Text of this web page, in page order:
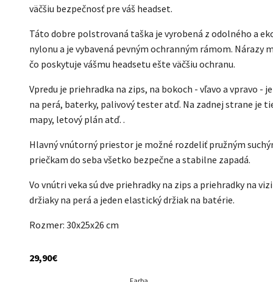
väčšiu bezpečnosť pre váš headset.
Táto dobre polstrovaná taška je vyrobená z odolného a
nylonu a je vybavená pevným ochranným rámom. Nárazy
čo poskytuje vášmu headsetu ešte väčšiu ochranu.
Vpredu je priehradka na zips, na bokoch - vľavo a vpravo -
na perá, baterky, palivový tester atď. Na zadnej strane je
mapy, letový plán atď. .
Hlavný vnútorný priestor je možné rozdeliť pružným
priečkam do seba všetko bezpečne a stabilne zapadá.
Vo vnútri veka sú dve priehradky na zips a priehradky na
držiaky na perá a jeden elastický držiak na batérie.
Rozmer: 30x25x26 cm
29,90€
Farba